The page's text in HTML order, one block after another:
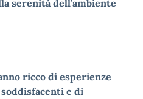
serenità dell’ambiente
ricco di esperienze
e di